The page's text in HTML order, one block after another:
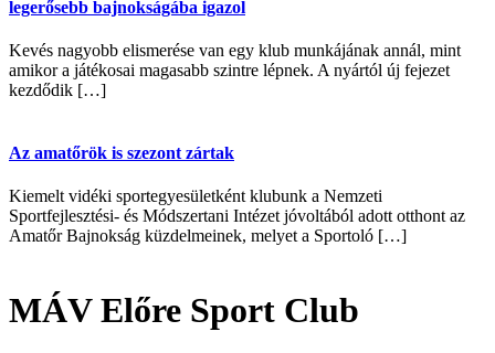
legerősebb bajnokságába igazol
Kevés nagyobb elismerése van egy klub munkájának annál, mint
amikor a játékosai magasabb szintre lépnek. A nyártól új fejezet
kezdődik […]
Az amatőrök is szezont zártak
Kiemelt vidéki sportegyesületként klubunk a Nemzeti
Sportfejlesztési- és Módszertani Intézet jóvoltából adott otthont az
Amatőr Bajnokság küzdelmeinek, melyet a Sportoló […]
MÁV Előre Sport Club